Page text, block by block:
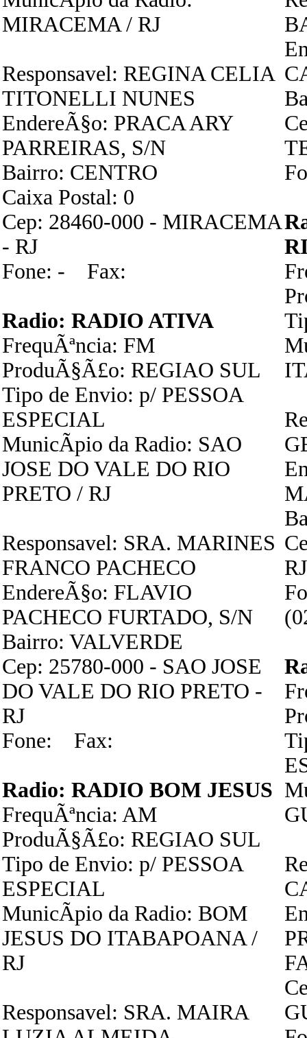
MIRACEMA / RJ
Responsavel: REGINA CELIA
TITONELLI NUNES
EndereÃ§o: PRACA ARY
PARREIRAS, S/N
Bairro: CENTRO
Caixa Postal: 0
Cep: 28460-000 - MIRACEMA
- RJ
Fone: - Fax:
Radio: RADIO ATIVA
FrequÃªncia: FM
ProduÃ§Ã£o: REGIAO SUL
Tipo de Envio: p/ PESSOA
ESPECIAL
MunicÃ­pio da Radio: SAO
JOSE DO VALE DO RIO
PRETO / RJ
Responsavel: SRA. MARINES
FRANCO PACHECO
EndereÃ§o: FLAVIO
PACHECO FURTADO, S/N
Bairro: VALVERDE
Cep: 25780-000 - SAO JOSE
DO VALE DO RIO PRETO -
RJ
Fone: Fax:
Radio: RADIO BOM JESUS
FrequÃªncia: AM
ProduÃ§Ã£o: REGIAO SUL
Tipo de Envio: p/ PESSOA
ESPECIAL
MunicÃ­pio da Radio: BOM
JESUS DO ITABAPOANA /
RJ
Responsavel: SRA. MAIRA
RJ